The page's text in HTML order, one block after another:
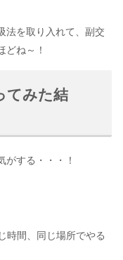
法を取り入れて、副交
どね～！
てみた結
がする・・・！
時間、同じ場所でやる